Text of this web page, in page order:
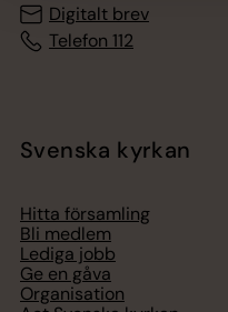
Digitalt brev
Telefon 112
Svenska kyrkan
Hitta församling
Bli medlem
Lediga jobb
Ge en gåva
Organisation